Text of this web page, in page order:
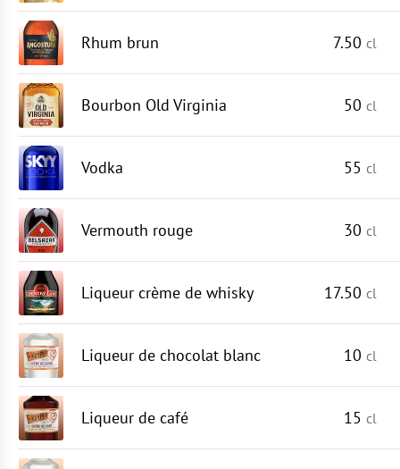
Rhum brun 7.50 cl
Bourbon Old Virginia 50 cl
Vodka 55 cl
Vermouth rouge 30 cl
Liqueur crème de whisky 17.50 cl
Liqueur de chocolat blanc 10 cl
Liqueur de café 15 cl